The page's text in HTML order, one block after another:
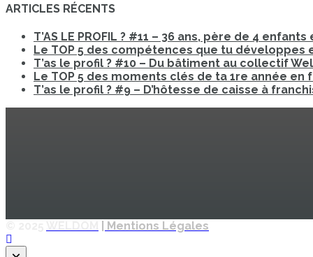
ARTICLES RÉCENTS
T’AS LE PROFIL ? #11 – 36 ans, père de 4
Le TOP 5 des compétences que tu développes
T’as le profil ? #10 – Du bâtiment au collectif
Le TOP 5 des moments clés de ta 1re année en
T’as le profil ? #9 – D’hôtesse de caisse à
| Mentions Légales